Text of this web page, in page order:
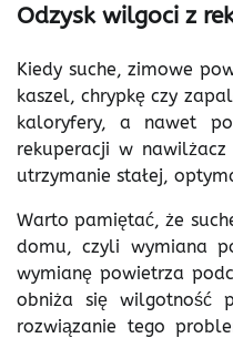
Odzysk wilgoci z
Kiedy suche, zimowe
kaszel, chrypkę czy
kaloryfery, a nawet
rekuperacji w
utrzymanie stałej,
Warto pamiętać, że
domu, czyli wymiana
wymianę powietrza
obniża się wilgotność
rozwiązanie tego